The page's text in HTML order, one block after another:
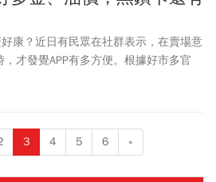
康？近日有民眾在社群表示，在賣場意
才發覺APP有多方便。根據好市多官
隨時隨地打開即享線上購物、隨時掌握
、查詢好市多賣場的詳細資訊（營業時
，從預約到優惠查詢幾乎一站完成。
3 4 5 6 »